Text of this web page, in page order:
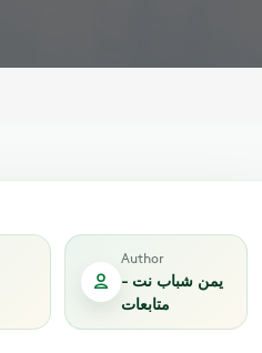
Author
يمن شباب نت -
متابعات